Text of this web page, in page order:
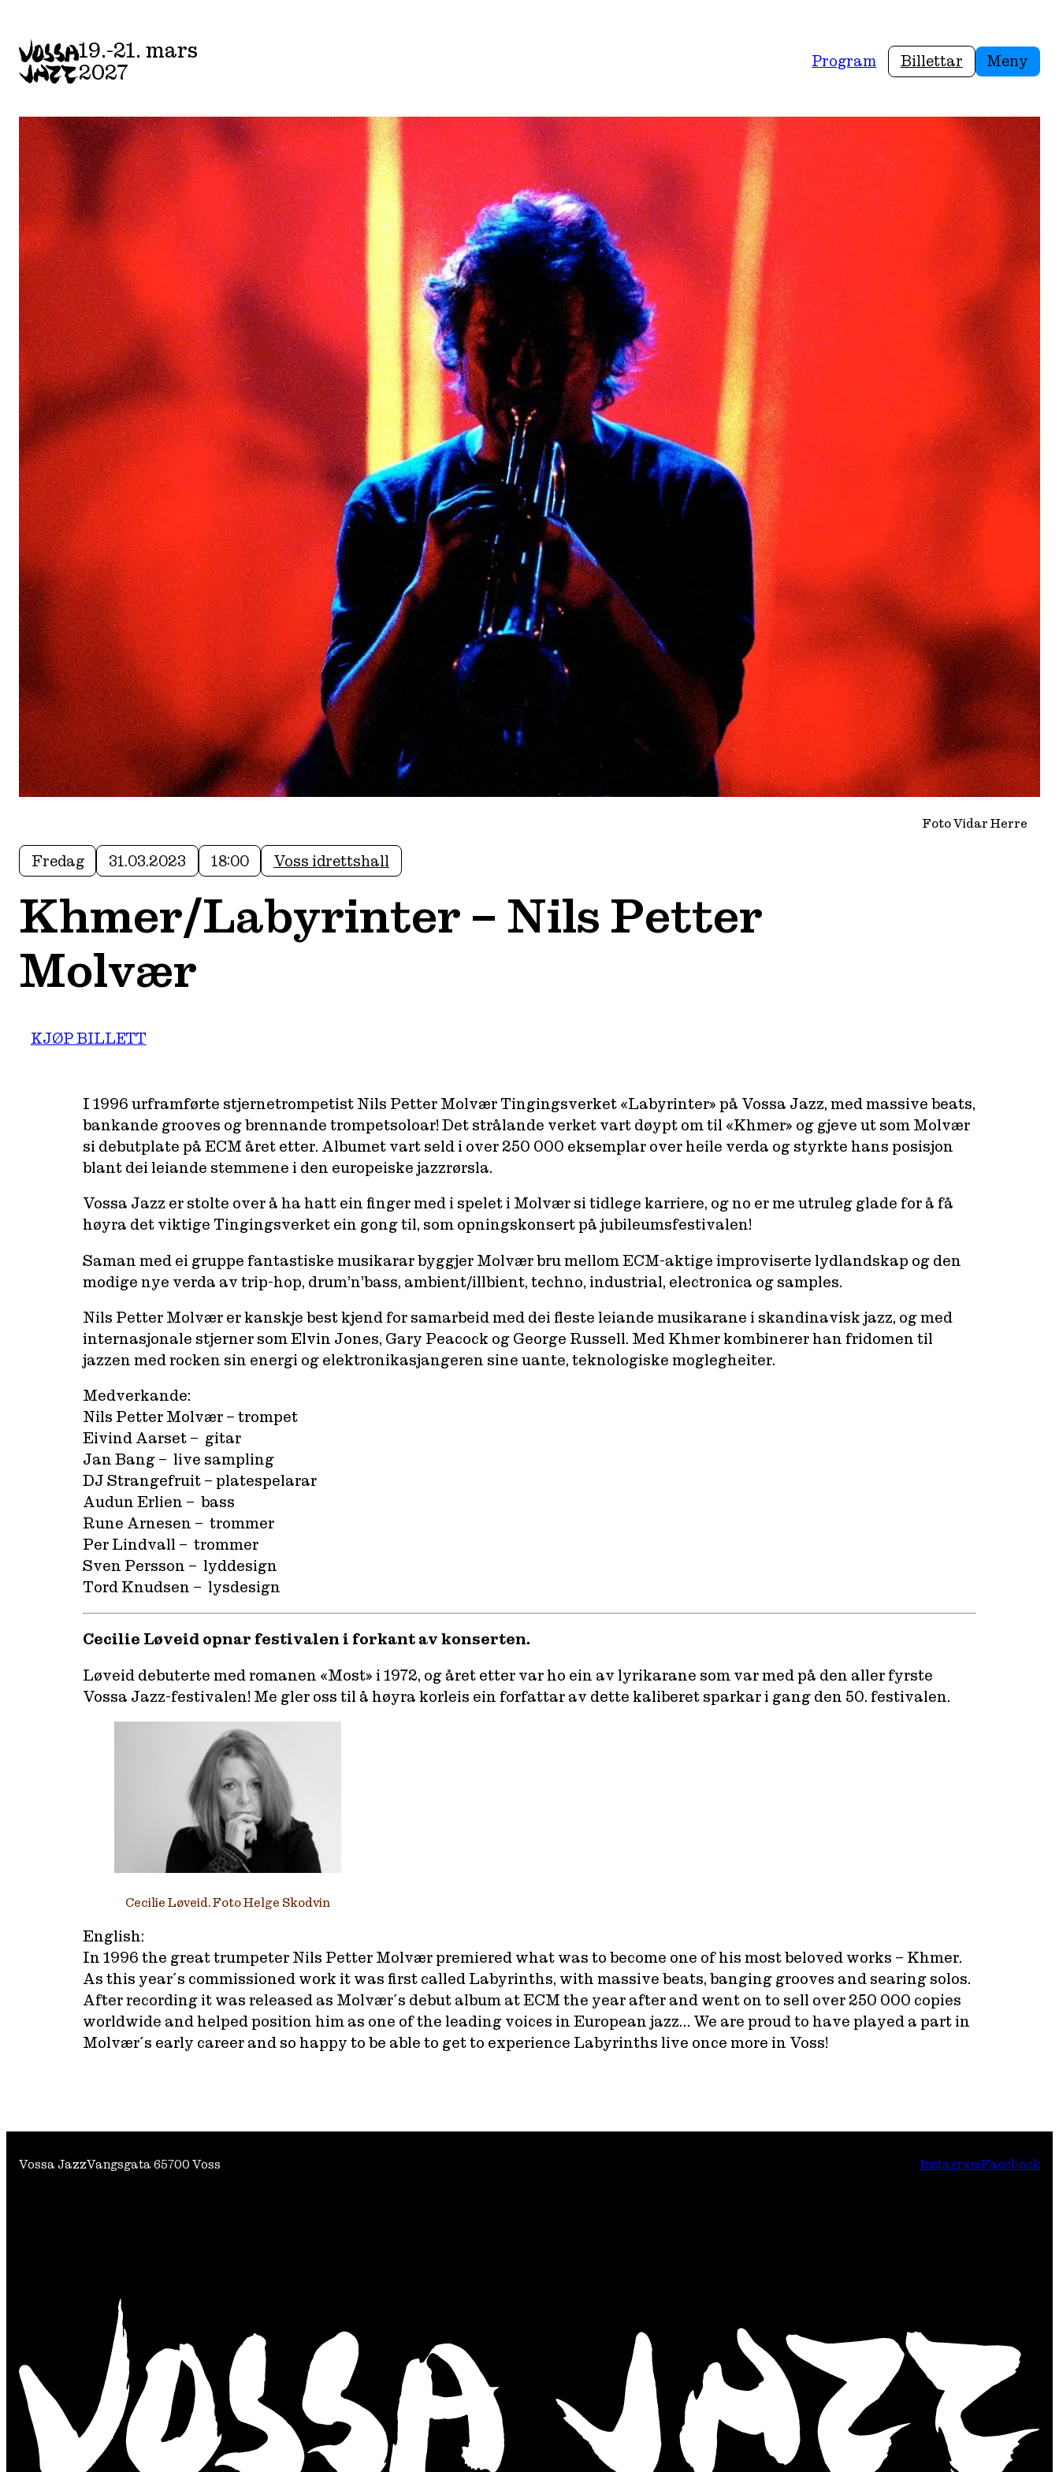
19.-21. mars
2027
Program Billettar Meny
Foto Vidar Herre
Fredag 31.03.2023 18:00 Voss idrettshall
Khmer/Labyrinter – Nils Petter
Molvær
KJØP BILLETT
I 1996 urframførte stjernetrompetist Nils Petter Molvær Tingingsverket «Labyrinter» på Vossa Jazz, med massive beats,
bankande grooves og brennande trompetsoloar! Det strålande verket vart døypt om til «Khmer» og gjeve ut som Molvær
si debutplate på ECM året etter. Albumet vart seld i over 250 000 eksemplar over heile verda og styrkte hans posisjon
blant dei leiande stemmene i den europeiske jazzrørsla.
Vossa Jazz er stolte over å ha hatt ein finger med i spelet i Molvær si tidlege karriere, og no er me utruleg glade for å få
høyra det viktige Tingingsverket ein gong til, som opningskonsert på jubileumsfestivalen!
Saman med ei gruppe fantastiske musikarar byggjer Molvær bru mellom ECM-aktige improviserte lydlandskap og den
modige nye verda av trip-hop, drum’n’bass, ambient/illbient, techno, industrial, electronica og samples.
Nils Petter Molvær er kanskje best kjend for samarbeid med dei fleste leiande musikarane i skandinavisk jazz, og med
internasjonale stjerner som Elvin Jones, Gary Peacock og George Russell. Med Khmer kombinerer han fridomen til
jazzen med rocken sin energi og elektronikasjangeren sine uante, teknologiske moglegheiter.
Medverkande:
Nils Petter Molvær – trompet
Eivind Aarset – gitar
Jan Bang – live sampling
DJ Strangefruit – platespelarar
Audun Erlien – bass
Rune Arnesen – trommer
Per Lindvall – trommer
Sven Persson – lyddesign
Tord Knudsen – lysdesign
Cecilie Løveid opnar festivalen i forkant av konserten.
Løveid debuterte med romanen «Most» i 1972, og året etter var ho ein av lyrikarane som var med på den aller fyrste
Vossa Jazz-festivalen! Me gler oss til å høyra korleis ein forfattar av dette kaliberet sparkar i gang den 50. festivalen.
Cecilie Løveid. Foto Helge Skodvin
English:
In 1996 the great trumpeter Nils Petter Molvær premiered what was to become one of his most beloved works – Khmer.
As this year´s commissioned work it was first called Labyrinths, with massive beats, banging grooves and searing solos.
After recording it was released as Molvær´s debut album at ECM the year after and went on to sell over 250 000 copies
worldwide and helped position him as one of the leading voices in European jazz… We are proud to have played a part in
Molvær´s early career and so happy to be able to get to experience Labyrinths live once more in Voss!
Vossa JazzVangsgata 65700 Voss InstagramFacebook